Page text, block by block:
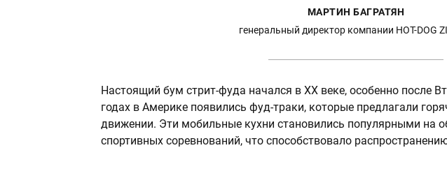
МАРТИН БАГРАТЯН
генеральный директор компании HOT-DOG
Настоящий бум стрит-фуда начался в XX веке, особенно после
годах в Америке появились фуд-траки, которые предлагали
движении. Эти мобильные кухни становились популярными на
спортивных соревнований, что способствовало